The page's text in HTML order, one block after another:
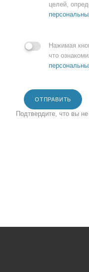
целей,
Нажимая
что
ОТПРАВИТЬ
Подтвердите, что вы не